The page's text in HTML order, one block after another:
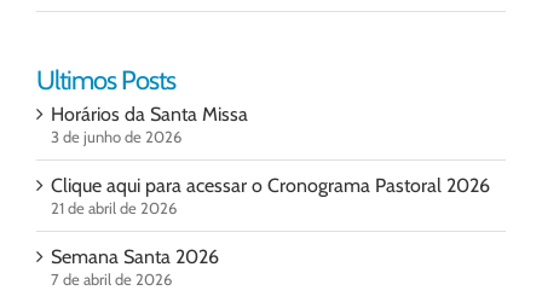
Ultimos Posts
Horários da Santa Missa
3 de junho de 2026
Clique aqui para acessar o Cronograma Pastoral 2026
21 de abril de 2026
Semana Santa 2026
7 de abril de 2026